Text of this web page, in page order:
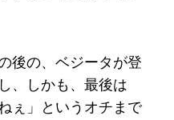
後の、ベジータが登
、しかも、最後は
ぇ」というオチまで